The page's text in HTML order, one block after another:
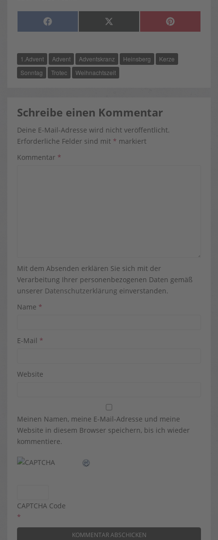
SHARE
F
A
O
O
K
SHARE
X
(
T
T
E
R
)
SHARE
P
I
R
E
S
1.Advent Advent Adventskranz Heinsberg
Kerze
Sonntag
Trotec Weihnachtszeit
Schreibe einen Kommentar
Deine E-Mail-Adresse wird nicht veröffentlicht.
Erforderliche Felder sind mit * markiert
Kommentar *
Mit dem Absenden erklären Sie sich mit der
Verarbeitung Ihrer personenbezogenen Daten gemäß
unserer Datenschutzerklärung einverstanden.
Name *
E-Mail *
Website
Meinen Namen, meine E-Mail-Adresse und meine
Website in diesem Browser speichern, bis ich wieder
kommentiere.
CAPTCHA Code
*